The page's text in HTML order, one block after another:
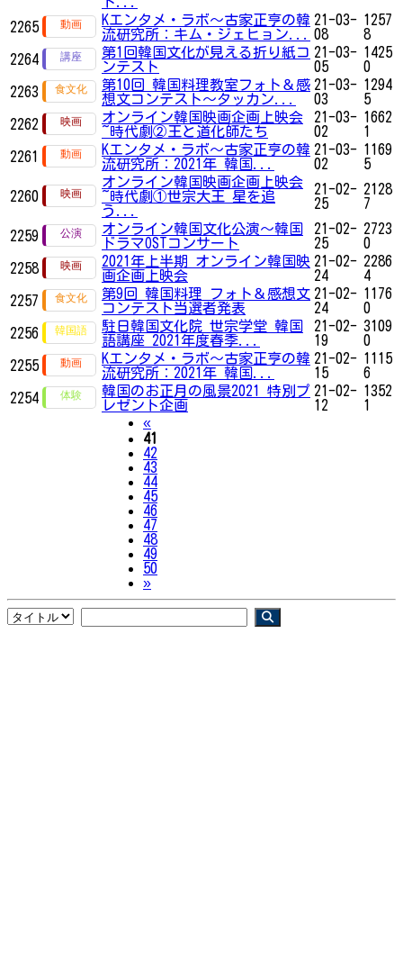
2265
Kエンタメ・ラボ～古家正亨の韓
流研究所：キム・ジェヒョン...
21-03-
08
1257
8
2264
第1回韓国文化が見える折り紙コ
ンテスト
21-03-
05
1425
0
2263
第10回 韓国料理教室フォト＆感
想文コンテスト～タッカン...
21-03-
03
1294
5
2262
オンライン韓国映画企画上映会
~時代劇②王と道化師たち
21-03-
02
1662
1
2261
Kエンタメ・ラボ～古家正亨の韓
流研究所：2021年 韓国...
21-03-
02
1169
5
2260
オンライン韓国映画企画上映会
~時代劇①世宗大王 星を追
う...
21-02-
25
2128
7
2259
オンライン韓国文化公演〜韓国
ドラマOSTコンサート
21-02-
25
2723
0
2258
2021年上半期 オンライン韓国映
画企画上映会
21-02-
24
2286
4
2257
第9回 韓国料理 フォト＆感想文
コンテスト当選者発表
21-02-
24
1176
0
2256
駐日韓国文化院 世宗学堂 韓国
語講座 2021年度春季...
21-02-
19
3109
0
2255
Kエンタメ・ラボ～古家正亨の韓
流研究所：2021年 韓国...
21-02-
15
1115
6
2254
韓国のお正月の風景2021 特別プ
レゼント企画
21-02-
12
1352
1
«Previous
41
42
43
44
45
46
47
48
49
50
»Next